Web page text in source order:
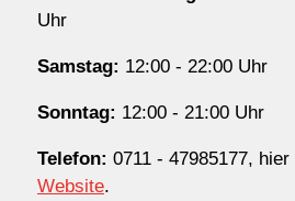
Uhr
Samstag: 12:00 - 22:00 Uhr
Sonntag: 12:00 - 21:00 Uhr
Telefon: 0711 - 47985177,
Website.